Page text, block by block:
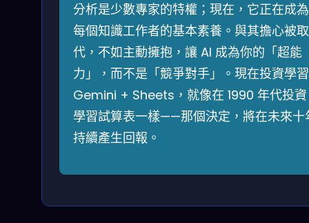
分析是少數專家的特權；現在，它正在成為
每個知識工作者的基本素養。與其擔心被取
代，不如主動擁抱，讓 AI 成為你的「超能
力」，而不是「競爭對手」。現在投資學習
Gemini + Sheets，就像在 1990 年代投資
學習試算表一樣——那個決定，將在未來十
持續產生回報。